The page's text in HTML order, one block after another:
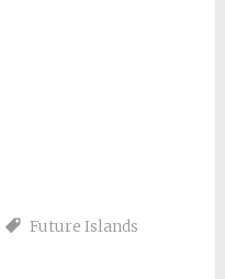
playlist/
Future Islands